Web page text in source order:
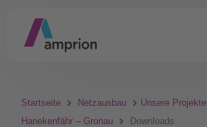
Startseite Netzausbau
Unsere Projekte
Hanekenfähr – Gronau
Downloads